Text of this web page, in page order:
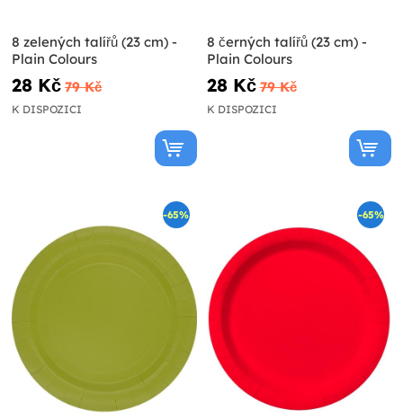
8 zelených talířů (23 cm) -
Plain Colours
28 Kč 79 Kč
K DISPOZICI
8 černých talířů (23 cm) -
Plain Colours
28 Kč 79 Kč
K DISPOZICI
-65% -65%